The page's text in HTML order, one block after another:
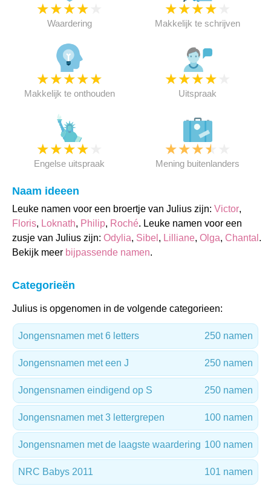
★★★★
Waardering
★★★★
Makkelijk te schrijven
★★★★★
Makkelijk te onthouden
★★★★
Uitspraak
★★★★
Engelse uitspraak
★★★★
Mening buitenlanders
Naam ideeen
Leuke namen voor een broertje van Julius zijn: Victor,
Floris, Loknath, Philip, Roché. Leuke namen voor een
zusje van Julius zijn: Odylia, Sibel , Lilliane, Olga, Chantal .
Bekijk meer bijpassende namen.
Categorieën
Julius is opgenomen in de volgende categorieen:
Jongensnamen met 6 letters 250 namen
Jongensnamen met een J 250 namen
Jongensnamen eindigend op S 250 namen
Jongensnamen met 3 lettergrepen 100 namen
Jongensnamen met de laagste waardering 100 namen
NRC Babys 2011 101 namen